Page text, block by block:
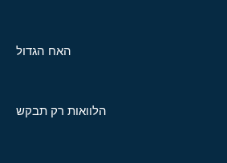
האח הגדול
הלוואות רק תבקש